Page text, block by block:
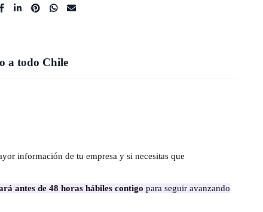
a todo Chile
información de tu empresa y si necesitas que
antes de 48 horas hábiles contigo para seguir avanzando